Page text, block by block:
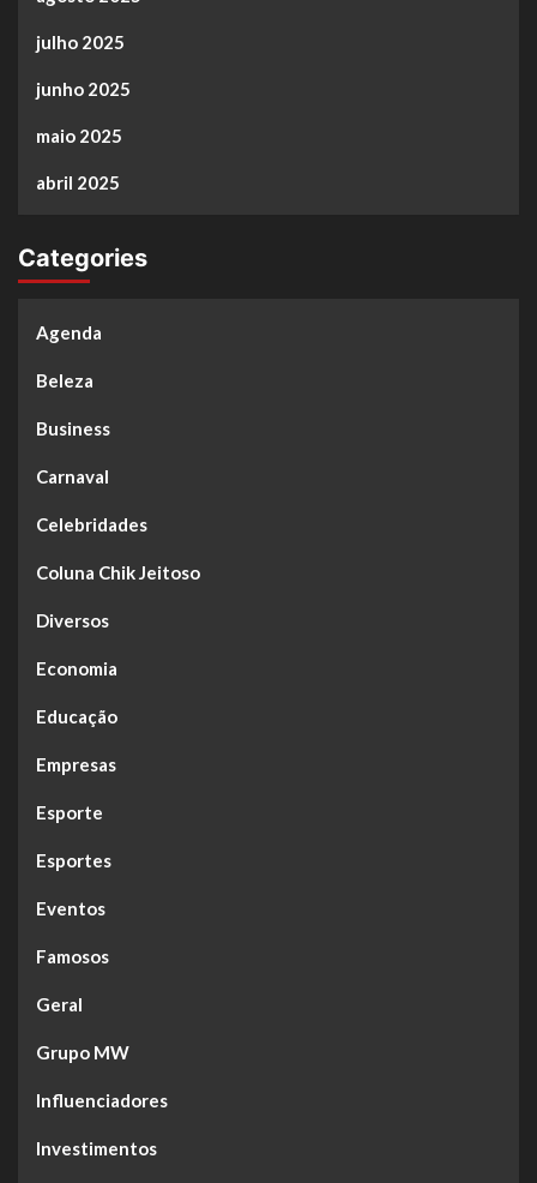
julho 2025
junho 2025
maio 2025
abril 2025
Categories
Agenda
Beleza
Business
Carnaval
Celebridades
Coluna Chik Jeitoso
Diversos
Economia
Educação
Empresas
Esporte
Esportes
Eventos
Famosos
Geral
Grupo MW
Influenciadores
Investimentos